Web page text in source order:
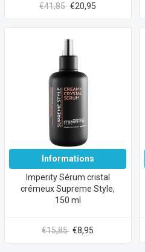
€41,85 €20,95
Informations
Imperity Sérum cristal
crémeux Supreme Style,
150 ml
€15,85 €8,95